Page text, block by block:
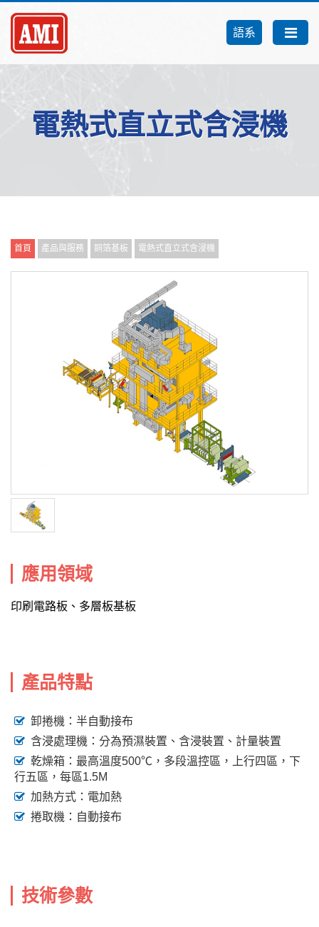
語系
電熱式直立式含浸機
首頁 產品與服務 銅箔基板 電熱式直立式含浸機
應用領域
印刷電路板、多層板基板
產品特點
卸捲機：半自動接布
含浸處理機：分為預濕裝置、含浸裝置、計量裝置
乾燥箱：最高溫度500℃，多段溫控區，上行四區，下
行五區，每區1.5M
加熱方式：電加熱
捲取機：自動接布
技術參數